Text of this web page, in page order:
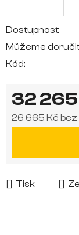
Dostupnost
Můžeme
Kód:
32
26 665 Kč bez
Tisk